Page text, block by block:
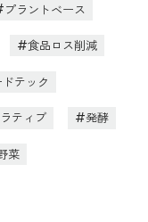
プラントベース
食品ロス削減
ドテック
ティブ 発酵
菜